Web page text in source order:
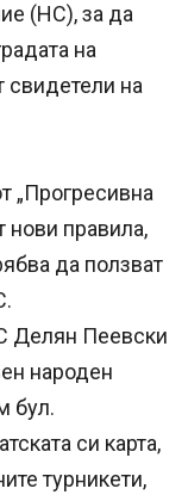
(НС), за да
на
свидетели на
„Прогресивна
нови правила,
да ползват
Делян Пеевски
народен
бул.
си карта,
турникети,